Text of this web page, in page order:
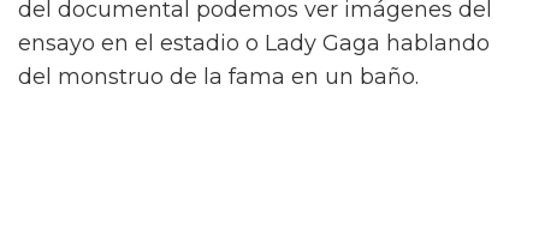
del documental podemos ver imágenes del
ensayo en el estadio o Lady Gaga hablando
del monstruo de la fama en un baño.